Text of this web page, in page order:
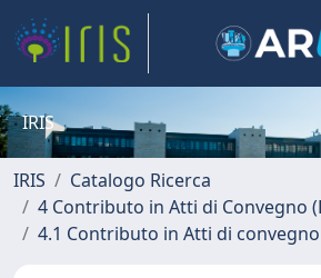
IRIS
IRIS
Catalogo Ricerca
4 Contributo in Atti di Convegno
4.1 Contributo in Atti di convegno